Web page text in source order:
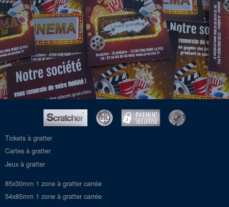
Tickets à gratter
Cartes à gratter
Jeux à gratter
85x30mm 1 zone à gratter carrée
54x85mm 1 zone à gratter carrée